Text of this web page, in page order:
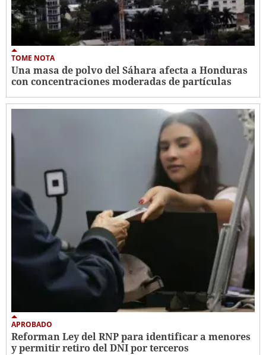
TOME NOTA
Una masa de polvo del Sáhara afecta a Honduras
con concentraciones moderadas de partículas
APROBADO
Reforman Ley del RNP para identificar a menores
y permitir retiro del DNI por terceros